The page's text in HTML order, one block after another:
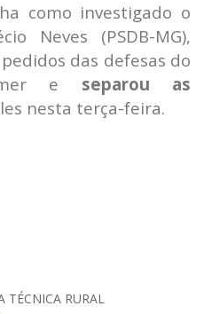
como investigado o
Neves (PSDB-MG),
das defesas do
e separou as
nesta terça-feira.